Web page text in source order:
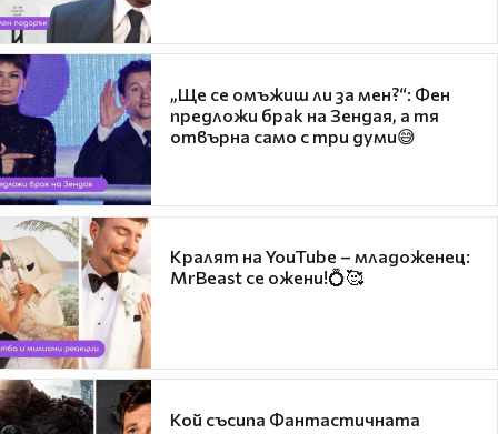
„Ще се омъжиш ли за мен?“: Фен
предложи брак на Зендая, а тя
отвърна само с три думи😅
Кралят на YouTube – младоженец:
MrBeast се ожени!💍🥰
Кой съсипа Фантастичната